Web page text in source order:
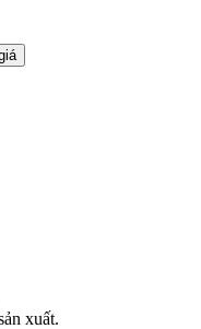
xuất.